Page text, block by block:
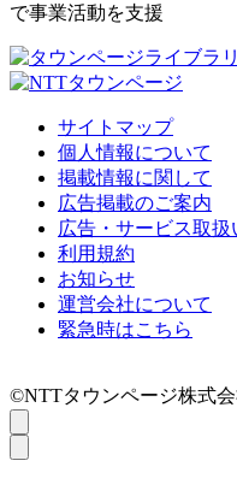
で事業活動を支援
サイトマップ
個人情報について
掲載情報に関して
広告掲載のご案内
広告・サービス取扱
利用規約
お知らせ
運営会社について
緊急時はこちら
©NTTタウンページ株式会